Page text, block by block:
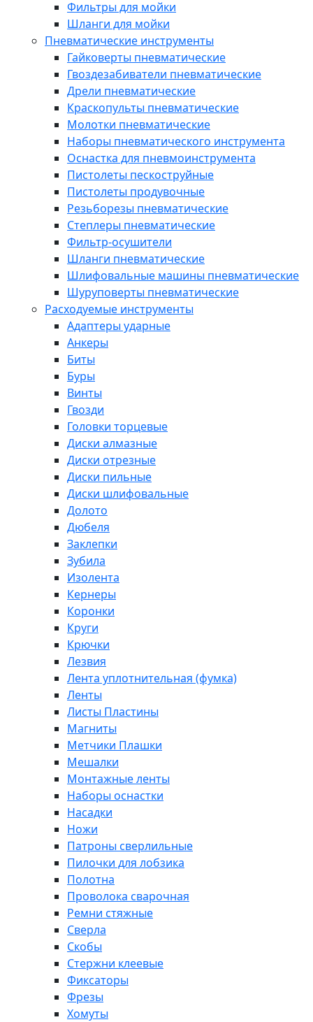
Фильтры для мойки
Шланги для мойки
Пневматические инструменты
Гайковерты пневматические
Гвоздезабиватели пневматические
Дрели пневматические
Краскопульты пневматические
Молотки пневматические
Наборы пневматического инструмента
Оснастка для пневмоинструмента
Пистолеты пескоструйные
Пистолеты продувочные
Резьборезы пневматические
Степлеры пневматические
Фильтр-осушители
Шланги пневматические
Шлифовальные машины пневматические
Шуруповерты пневматические
Расходуемые инструменты
Адаптеры ударные
Анкеры
Биты
Буры
Винты
Гвозди
Головки торцевые
Диски алмазные
Диски отрезные
Диски пильные
Диски шлифовальные
Долото
Дюбеля
Заклепки
Зубила
Изолента
Кернеры
Коронки
Круги
Крючки
Лезвия
Лента уплотнительная (фумка)
Ленты
Листы Пластины
Магниты
Метчики Плашки
Мешалки
Монтажные ленты
Наборы оснастки
Насадки
Ножи
Патроны сверлильные
Пилочки для лобзика
Полотна
Проволока сварочная
Ремни стяжные
Сверла
Скобы
Стержни клеевые
Фиксаторы
Фрезы
Хомуты